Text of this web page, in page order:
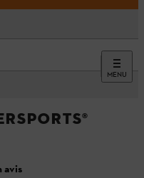
MENU
avis